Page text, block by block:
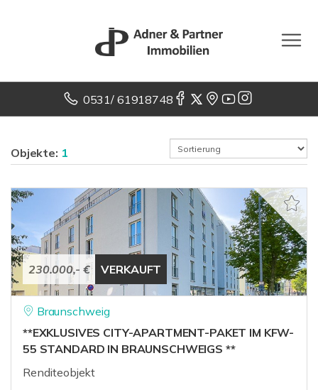
0531/ 61918748
Objekte: 1
230.000,- € VERKAUFT
Braunschweig
**EXKLUSIVES CITY-APARTMENT-PAKET IM KFW-
55 STANDARD IN BRAUNSCHWEIGS **
Renditeobjekt